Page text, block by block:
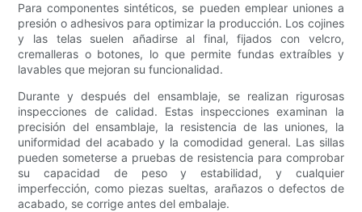
Para componentes sintéticos, se pueden emplear uniones a
presión o adhesivos para optimizar la producción. Los cojines
y las telas suelen añadirse al final, fijados con velcro,
cremalleras o botones, lo que permite fundas extraíbles y
lavables que mejoran su funcionalidad.
Durante y después del ensamblaje, se realizan rigurosas
inspecciones de calidad. Estas inspecciones examinan la
precisión del ensamblaje, la resistencia de las uniones, la
uniformidad del acabado y la comodidad general. Las sillas
pueden someterse a pruebas de resistencia para comprobar
su capacidad de peso y estabilidad, y cualquier
imperfección, como piezas sueltas, arañazos o defectos de
acabado, se corrige antes del embalaje.